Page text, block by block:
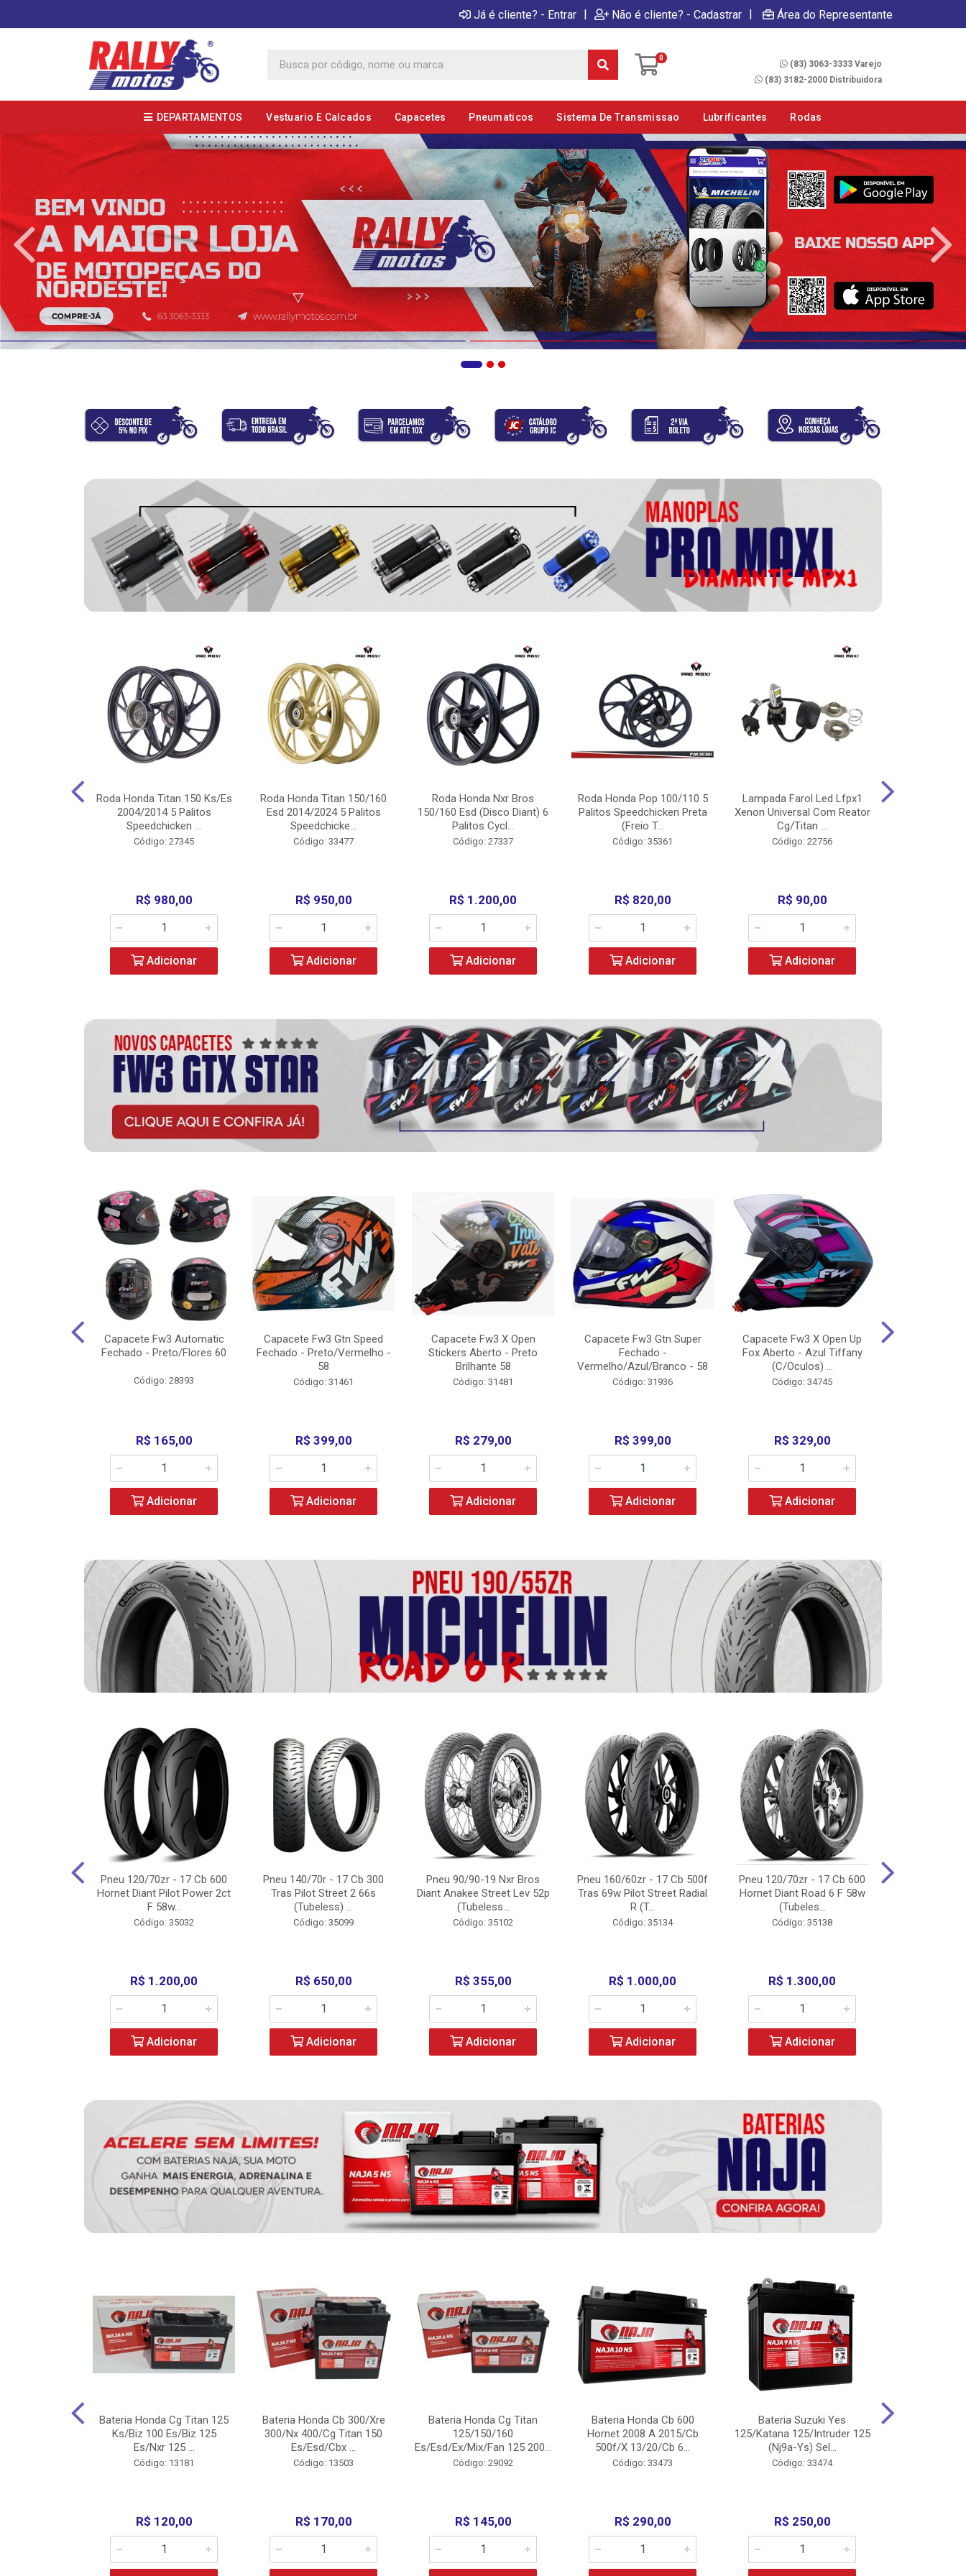
Já é cliente? - Entrar | Não é cliente? - Cadastrar | Área do Representante
0
(83) 3063-3333 Varejo
(83) 3182-2000 Distribuidora
DEPARTAMENTOS Vestuario E Calcados Capacetes Pneumaticos Sistema De Transmissao Lubrificantes Rodas
Roda Honda Titan 150 Ks/Es
2004/2014 5 Palitos
Speedchicken ...
Código: 27345
R$ 980,00
Adicionar
Roda Honda Titan 150/160
Esd 2014/2024 5 Palitos
Speedchicke...
Código: 33477
R$ 950,00
Adicionar
Roda Honda Nxr Bros
150/160 Esd (Disco Diant) 6
Palitos Cycl...
Código: 27337
R$ 1.200,00
Adicionar
Roda Honda Pop 100/110 5
Palitos Speedchicken Preta
(Freio T...
Código: 35361
R$ 820,00
Adicionar
Lampada Farol Led Lfpx1
Xenon Universal Com Reator
Cg/Titan ...
Código: 22756
R$ 90,00
Adicionar
Capacete Fw3 Automatic
Fechado - Preto/Flores 60
Código: 28393
R$ 165,00
Adicionar
Capacete Fw3 Gtn Speed
Fechado - Preto/Vermelho -
58
Código: 31461
R$ 399,00
Adicionar
Capacete Fw3 X Open
Stickers Aberto - Preto
Brilhante 58
Código: 31481
R$ 279,00
Adicionar
Capacete Fw3 Gtn Super
Fechado -
Vermelho/Azul/Branco - 58
Código: 31936
R$ 399,00
Adicionar
Capacete Fw3 X Open Up
Fox Aberto - Azul Tiffany
(C/Oculos) ...
Código: 34745
R$ 329,00
Adicionar
Pneu 120/70zr - 17 Cb 600
Hornet Diant Pilot Power 2ct
F 58w...
Código: 35032
R$ 1.200,00
Adicionar
Pneu 140/70r - 17 Cb 300
Tras Pilot Street 2 66s
(Tubeless) ...
Código: 35099
R$ 650,00
Adicionar
Pneu 90/90-19 Nxr Bros
Diant Anakee Street Lev 52p
(Tubeless...
Código: 35102
R$ 355,00
Adicionar
Pneu 160/60zr - 17 Cb 500f
Tras 69w Pilot Street Radial
R (T...
Código: 35134
R$ 1.000,00
Adicionar
Pneu 120/70zr - 17 Cb 600
Hornet Diant Road 6 F 58w
(Tubeles...
Código: 35138
R$ 1.300,00
Adicionar
Bateria Honda Cg Titan 125
Ks/Biz 100 Es/Biz 125
Es/Nxr 125 ...
Código: 13181
R$ 120,00
Bateria Honda Cb 300/Xre
300/Nx 400/Cg Titan 150
Es/Esd/Cbx ...
Código: 13503
R$ 170,00
Bateria Honda Cg Titan
125/150/160
Es/Esd/Ex/Mix/Fan 125 200...
Código: 29092
R$ 145,00
Bateria Honda Cb 600
Hornet 2008 A 2015/Cb
500f/X 13/20/Cb 6...
Código: 33473
R$ 290,00
Bateria Suzuki Yes
125/Katana 125/Intruder 125
(Nj9a-Ys) Sel...
Código: 33474
R$ 250,00